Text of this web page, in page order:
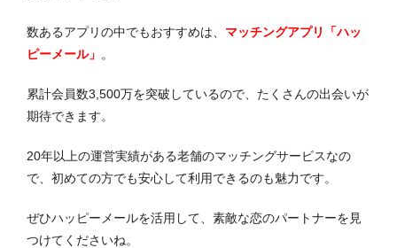
数あるアプリの中でもおすすめは、 マッチングアプリ「ハッ
ピーメール」 。
累計会員数3,500万を突破しているので、たくさんの出会いが
期待できます。
20年以上の運営実績がある老舗のマッチングサービスなの
で、初めての方でも安心して利用できるのも魅力です。
ぜひハッピーメールを活用して、素敵な恋のパートナーを見
つけてくださいね。